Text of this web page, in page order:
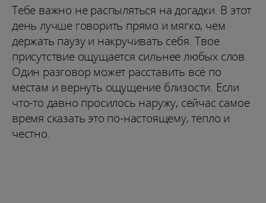
Тебе важно не распыляться на догадки. В этот
день лучше говорить прямо и мягко, чем
держать паузу и накручивать себя. Твое
присутствие ощущается сильнее любых слов.
Один разговор может расставить всё по
местам и вернуть ощущение близости. Если
что-то давно просилось наружу, сейчас самое
время сказать это по-настоящему, тепло и
честно.